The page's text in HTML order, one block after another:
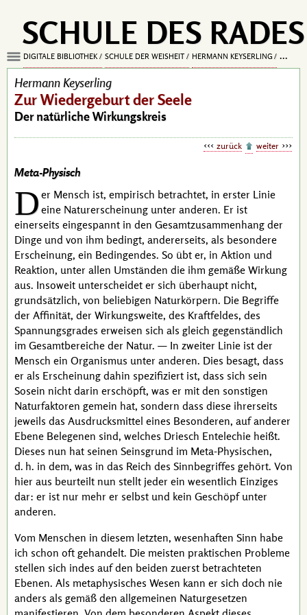
SCHULE DES RADES
DIGITALE BIBLIOTHEK SCHULE DER WEISHEIT HERMANN KEYSERLING
Hermann Keyserling
Zur Wiedergeburt der Seele
Der natürliche Wirkungskreis
zurück weiter
Meta-Physisch
Der Mensch ist, empirisch betrachtet, in erster Linie
eine Naturerscheinung unter anderen. Er ist
einerseits eingespannt in den Gesamtzusammenhang der
Dinge und von ihm bedingt, andererseits, als besondere
Erscheinung, ein Bedingendes. So übt er, in Aktion und
Reaktion, unter allen Umständen die ihm gemäße Wirkung
aus. Insoweit unterscheidet er sich überhaupt nicht,
grundsätzlich, von beliebigen Naturkörpern. Die Begriffe
der Affinität, der Wirkungsweite, des Kraftfeldes, des
Spannungsgrades erweisen sich als gleich gegenständlich
im Gesamtbereiche der Natur. — In zweiter Linie ist der
Mensch ein Organismus unter anderen. Dies besagt, dass
er als Erscheinung dahin spezifiziert ist, dass sich sein
Sosein nicht darin erschöpft, was er mit den sonstigen
Naturfaktoren gemein hat, sondern dass diese ihrerseits
jeweils das Ausdrucksmittel eines Besonderen, auf anderer
Ebene Belegenen sind, welches Driesch Entelechie heißt.
Dieses nun hat seinen Seinsgrund im Meta-Physischen,
d. h. in dem, was in das Reich des Sinnbegriffes gehört. Von
hier aus beurteilt nun stellt jeder ein wesentlich Einziges
dar: er ist nur mehr er selbst und kein Geschöpf unter
anderen.
Vom Menschen in diesem letzten, wesenhaften Sinn habe
ich schon oft gehandelt. Die meisten praktischen Probleme
stellen sich indes auf den beiden zuerst betrachteten
Ebenen. Als metaphysisches Wesen kann er sich doch nie
anders als gemäß den allgemeinen Naturgesetzen